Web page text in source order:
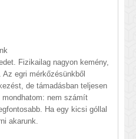
Fizikailag nagyon kemény,
egri mérkőzésünkből
de támadásban teljesen
nem számít
Ha egy kicsi góllal
akarunk.